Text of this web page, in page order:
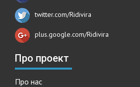
twitter.com/Ridivira
plus.google.com/Ridivira
Про проект
Про нас